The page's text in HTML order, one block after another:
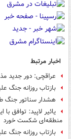
اخبار مرتبط
عراقچی: دور جدید
بازتاب روزانه جنگ
هشدار سناتور جنگ
یائیر لاپید: توافق
منطقه‌ای شکست خورد
بازتاب روزانه جنگ